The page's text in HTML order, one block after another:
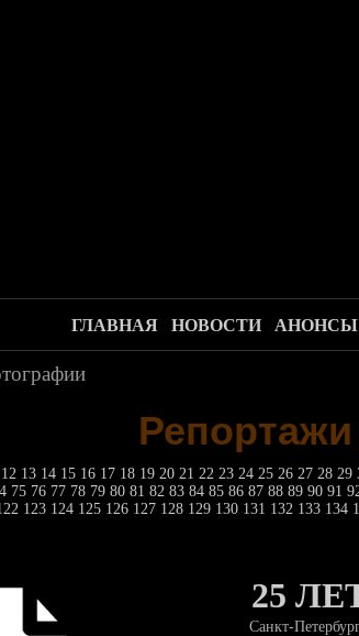
ГЛАВНАЯ НОВОСТИ АНОНСЫ
12 13 14 15 16 17 18 19 20 21 22 23 24 25 26 27 28 29
75 76 77 78 79808182838485868788899091
123 124 125 126 127 128 129 130 131 132 133 134
25
Санкт-